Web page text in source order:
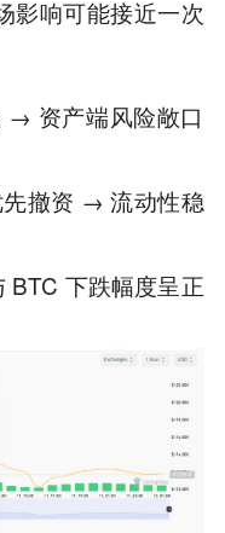
影响可能接近一次
→ 资产端风险敞口
撤资 → 流动性稳
BTC 下跌幅度呈正